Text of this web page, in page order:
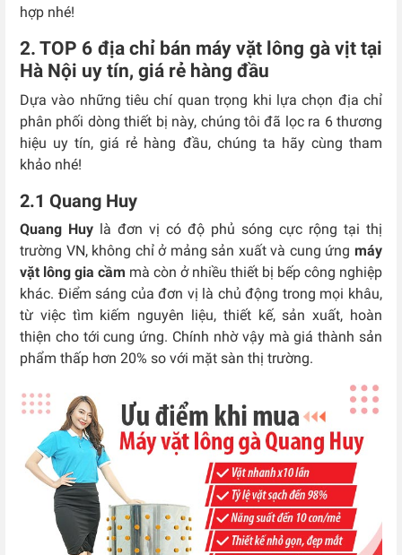
hợp nhé!
2. TOP 6 địa chỉ bán máy vặt lông gà vịt tại
Hà Nội uy tín, giá rẻ hàng đầu
Dựa vào những tiêu chí quan trọng khi lựa chọn địa chỉ
phân phối dòng thiết bị này, chúng tôi đã lọc ra 6 thương
hiệu uy tín, giá rẻ hàng đầu, chúng ta hãy cùng tham
khảo nhé!
2.1 Quang Huy
Quang Huy là đơn vị có độ phủ sóng cực rộng tại thị
trường VN, không chỉ ở mảng sản xuất và cung ứng máy
vặt lông gia cầm mà còn ở nhiều thiết bị bếp công nghiệp
khác. Điểm sáng của đơn vị là chủ động trong mọi khâu,
từ việc tìm kiếm nguyên liệu, thiết kế, sản xuất, hoàn
thiện cho tới cung ứng. Chính nhờ vậy mà giá thành sản
phẩm thấp hơn 20% so với mặt sàn thị trường.